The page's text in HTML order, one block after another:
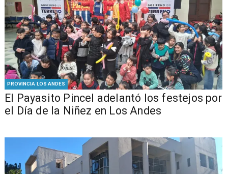
PROVINCIA LOS ANDES
El Payasito Pincel adelantó los festejos por
el Día de la Niñez en Los Andes